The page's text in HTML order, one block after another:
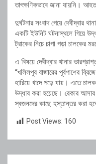
তাৎক্ষণিকভাবে জানা যায়নি।
দুর্ঘটনার সংবাদ পেয়ে দেবীদ্বার
একটি ইউনিট ঘটনাস্থলে গিয়ে
ট্রাকের নিচে চাপা পড়া চালকের
এ বিষয়ে দেবীদ্বার থানার
“খলিলপুর বাজারের পূর্বপাশের
হারিয়ে খাদে পড়ে যায়। এতে
উদ্ধার করা হয়েছে। রেকার
স্বজনদের কাছে হস্তান্তর করা
Post Views: 160